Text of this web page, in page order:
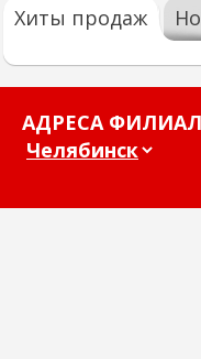
Хиты продаж
АДРЕСА